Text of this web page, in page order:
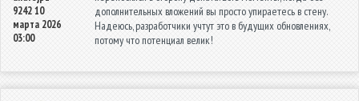
924210
марта 2026
03:00
дополнительных вложений вы просто упираетесь в стену.
Надеюсь, разработчики учтут это в будущих обновлениях,
потому что потенциал велик!